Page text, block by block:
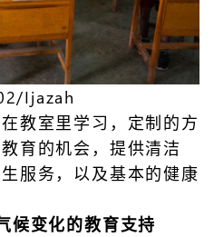
Ijazah
教室里学习，定制的方
育的机会，提供清洁
服务，以及基本的健康
候变化的教育支持